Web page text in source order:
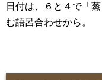
日付は、６と４で「
む語呂合わせから。